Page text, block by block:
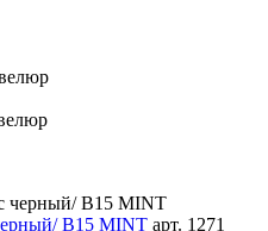
B15 MINT арт. 1271